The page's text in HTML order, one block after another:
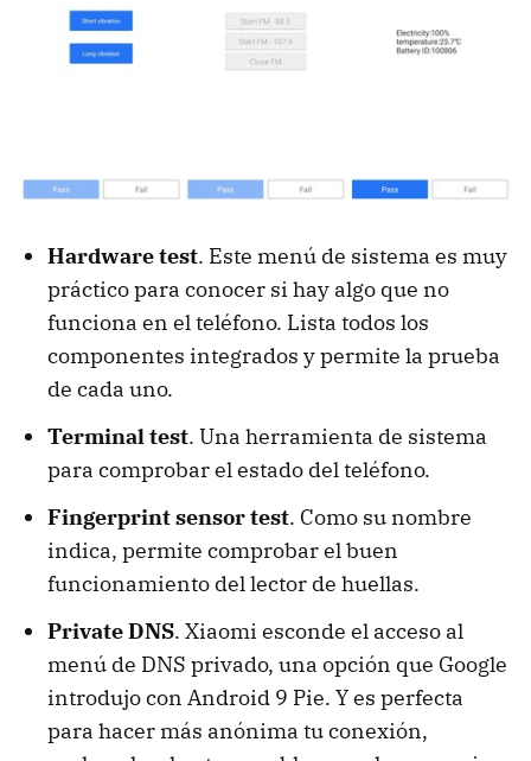
Hardware test. Este menú de sistema es muy
práctico para conocer si hay algo que no
funciona en el teléfono. Lista todos los
componentes integrados y permite la prueba
de cada uno.
Terminal test. Una herramienta de sistema
para comprobar el estado del teléfono.
Fingerprint sensor test. Como su nombre
indica, permite comprobar el buen
funcionamiento del lector de huellas.
Private DNS. Xiaomi esconde el acceso al
menú de DNS privado, una opción que Google
introdujo con Android 9 Pie. Y es perfecta
para hacer más anónima tu conexión,